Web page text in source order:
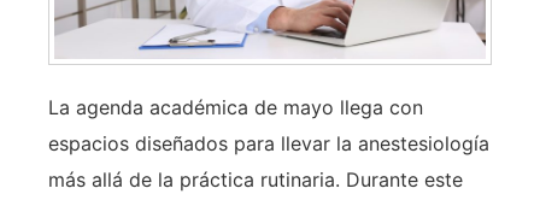
La agenda académica de mayo llega con
espacios diseñados para llevar la anestesiología
más allá de la práctica rutinaria. Durante este